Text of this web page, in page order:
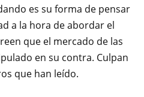
es su forma de pensar
a la hora de abordar el
que el mercado de las
en su contra. Culpan
que han leído.